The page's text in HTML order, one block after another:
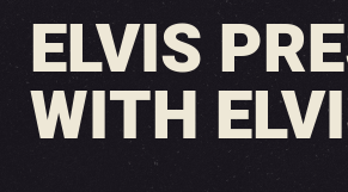
ELVIS
WITH